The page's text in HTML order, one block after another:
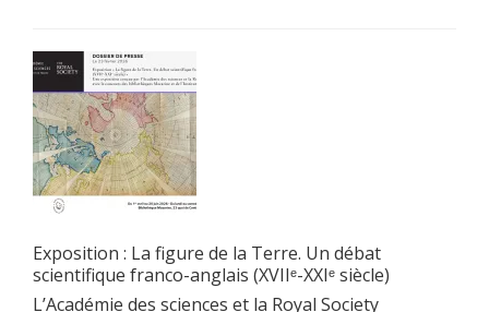
Exposition : La figure de la Terre. Un débat
scientifique franco-anglais (XVIIᵉ-XXIᵉ siècle)
L’Académie des sciences et la Royal Society